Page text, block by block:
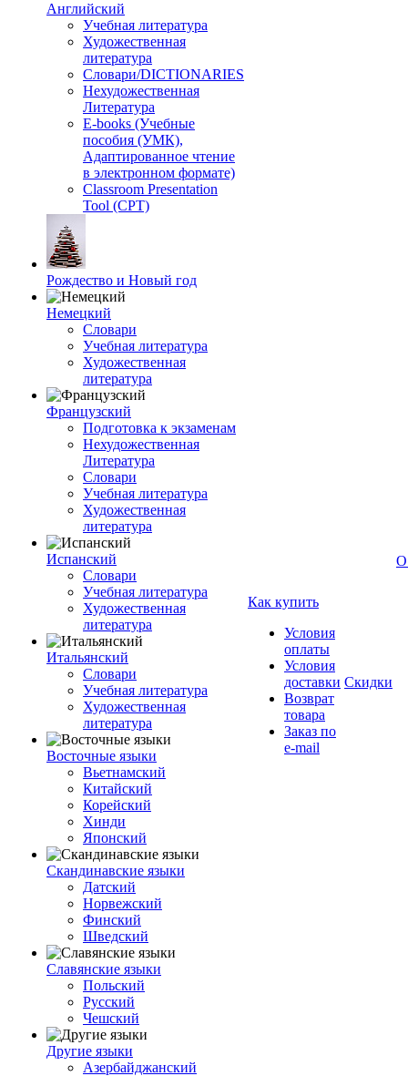
Английский
Учебная литература
Художественная
литература
Словари/DICTIONARIES
Нехудожественная
Литература
E-books (Учебные
пособия (УМК),
Адаптированное чтение
в электронном формате)
Classroom Presentation
Tool (CPT)
Рождество и Новый год
Немецкий
Словари
Учебная литература
Художественная
литература
Французский
Подготовка к экзаменам
Нехудожественная
Литература
Словари
Учебная литература
Художественная
литература
Испанский
Словари
Учебная литература
Художественная
литература
Итальянский
Словари
Учебная литература
Художественная
литература
Восточные языки
Вьетнамский
Китайский
Корейский
Хинди
Японский
Скандинавские языки
Датский
Норвежский
Финский
Шведский
Славянские языки
Польский
Русский
Чешский
Другие языки
Азербайджанский
Как купить
Условия
оплаты
Условия
доставки
Возврат
товара
Заказ по
e-mail
Скидки
О